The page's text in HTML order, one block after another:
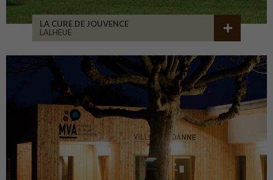
LA CURE DE JOUVENCE
LALHEUE